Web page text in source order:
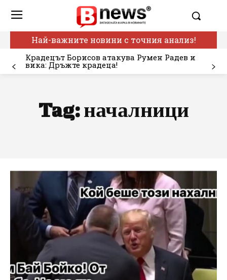
Най-важните новини с точния анализ!
Крадецът Борисов атакува Румен Радев и
вика: Дръжте крадеца!
Tag:началници